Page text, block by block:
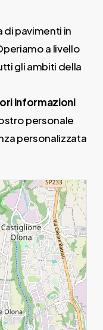
di pavimenti in
a livello
gli ambiti della
informazioni
personale
personalizzata